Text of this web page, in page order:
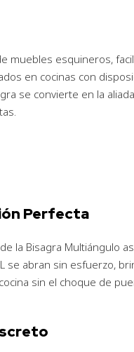
muebles esquineros,
en cocinas con
se convierte en la
Perfecta
la Bisagra Multiángulo
se abran sin esfuerzo,
sin el choque de